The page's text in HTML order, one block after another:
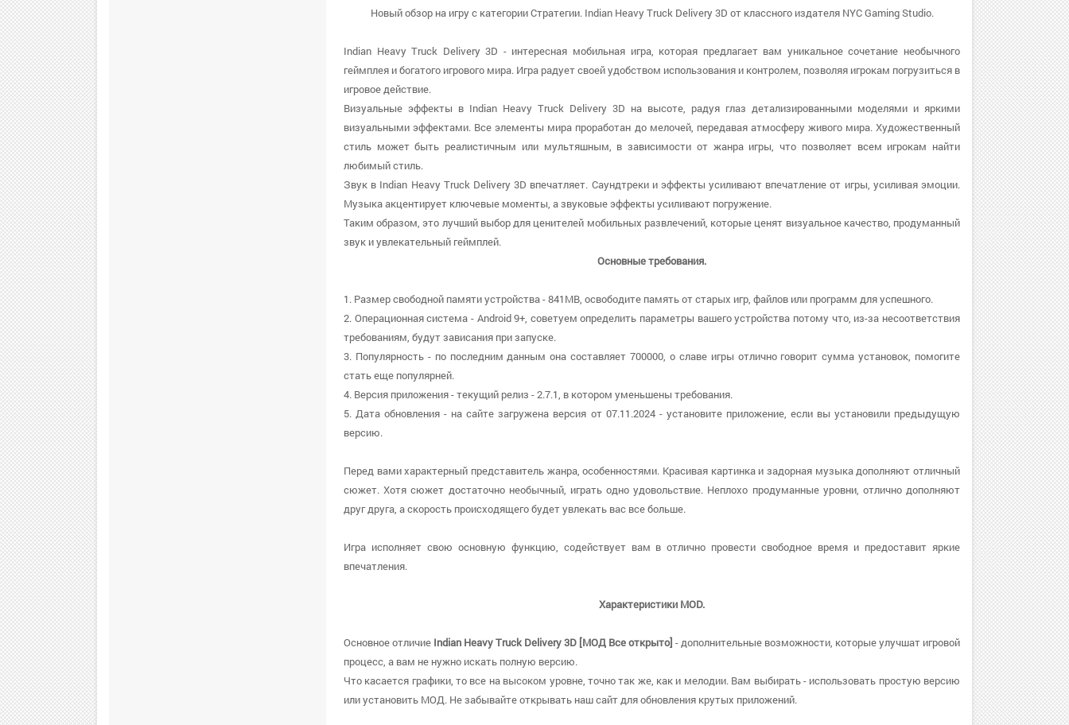
Новый обзор на игру с категории Стратегии. Indian Heavy Truck Delivery 3D от классного издателя NYC Gaming Studio.
Indian Heavy Truck Delivery 3D - интересная мобильная игра, которая предлагает вам уникальное сочетание необычного
геймплея и богатого игрового мира. Игра радует своей удобством использования и контролем, позволяя игрокам погрузиться в
игровое действие.
Визуальные эффекты в Indian Heavy Truck Delivery 3D на высоте, радуя глаз детализированными моделями и яркими
визуальными эффектами. Все элементы мира проработан до мелочей, передавая атмосферу живого мира. Художественный
стиль может быть реалистичным или мультяшным, в зависимости от жанра игры, что позволяет всем игрокам найти
любимый стиль.
Звук в Indian Heavy Truck Delivery 3D впечатляет. Саундтреки и эффекты усиливают впечатление от игры, усиливая эмоции.
Музыка акцентирует ключевые моменты, а звуковые эффекты усиливают погружение.
Таким образом, это лучший выбор для ценителей мобильных развлечений, которые ценят визуальное качество, продуманный
звук и увлекательный геймплей.
Основные требования.
1. Размер свободной памяти устройства - 841MB, освободите память от старых игр, файлов или программ для успешного.
2. Операционная система - Android 9+, советуем определить параметры вашего устройства потому что, из-за несоответствия
требованиям, будут зависания при запуске.
3. Популярность - по последним данным она составляет 700000, о cлаве игры отлично говорит сумма установок, помогите
стать еще популярней.
4. Версия приложения - текущий релиз - 2.7.1, в котором уменьшены требования.
5. Дата обновления - на сайте загружена версия от 07.11.2024 - установите приложение, если вы установили предыдущую
версию.
Перед вами характерный представитель жанра, особенностями. Красивая картинка и задорная музыка дополняют отличный
сюжет. Хотя сюжет достаточно необычный, играть одно удовольствие. Неплохо продуманные уровни, отлично дополняют
друг друга, а скорость происходящего будет увлекать вас все больше.
Игра исполняет свою основную функцию, содействует вам в отлично провести свободное время и предоставит яркие
впечатления.
Характеристики MOD.
Основное отличие Indian Heavy Truck Delivery 3D [МОД Все открыто] - дополнительные возможности, которые улучшат игровой
процесс, а вам не нужно искать полную версию.
Что касается графики, то все на высоком уровне, точно так же, как и мелодии. Вам выбирать - использовать простую версию
или установить МОД. Не забывайте открывать наш сайт для обновления крутых приложений.